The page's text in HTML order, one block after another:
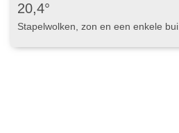
20,4°
Stapelwolken, zon en een enkele bui